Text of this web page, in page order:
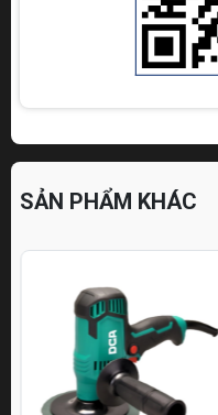
SẢN PHẨM KHÁC